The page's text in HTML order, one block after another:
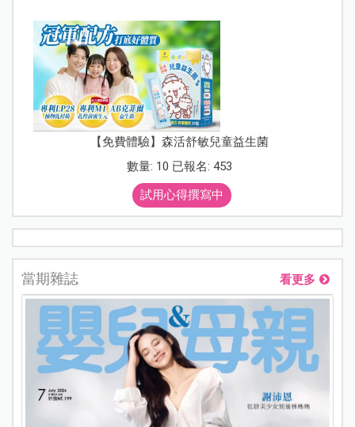
【免費體驗】森活舒敏兒童益生菌
數量: 10 已報名: 453
試用心得撰寫中
當期雜誌 看更多